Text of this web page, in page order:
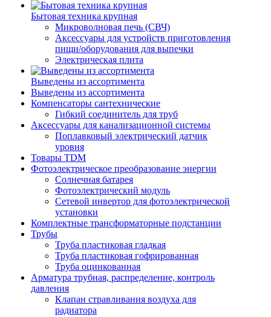
Бытовая техника крупная
Микроволновая печь (СВЧ)
Аксессуары для устройств приготовления
пищи/оборудования для выпечки
Электрическая плита
Выведены из ассортимента
Выведены из ассортимента
Компенсаторы сантехнические
Гибкий соединитель для труб
Аксессуары для канализационной системы
Поплавковый электрический датчик
уровня
Товары TDM
Фотоэлектрическое преобразование энергии
Солнечная батарея
Фотоэлектрический модуль
Сетевой инвертор для фотоэлектрической
установки
Комплектные трансформаторные подстанции
Трубы
Труба пластиковая гладкая
Труба пластиковая гофрированная
Труба оцинкованная
Арматура трубная, распределение, контроль
давления
Клапан стравливания воздуха для
радиатора